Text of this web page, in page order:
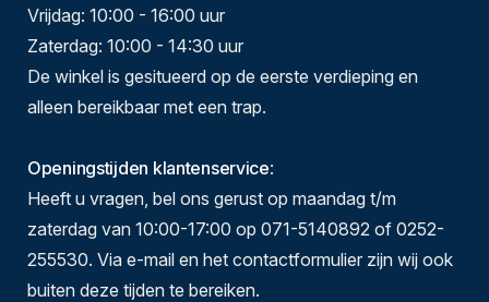
Vrijdag: 10:00 - 16:00 uur
Zaterdag: 10:00 - 14:30 uur
De winkel is gesitueerd op de eerste verdieping en
alleen bereikbaar met een trap.
Openingstijden klantenservice:
Heeft u vragen, bel ons gerust op maandag t/m
zaterdag van 10:00-17:00 op 071-5140892 of 0252-
255530. Via e-mail en het contactformulier zijn wij ook
buiten deze tijden te bereiken.